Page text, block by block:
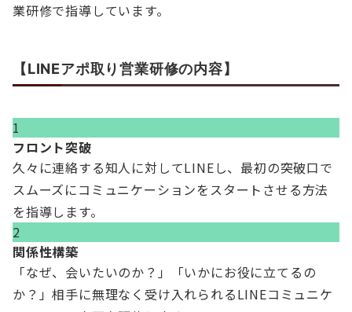
業研修で指導しています。
【LINEアポ取り営業研修の内容】
1
フロント突破
久々に連絡する知人に対してLINEし、最初の突破口で
スムーズにコミュニケーションをスタートさせる方法
を指導します。
2
関係性構築
「なぜ、会いたいのか？」「いかにお役に立てるの
か？」相手に無理なく受け入れられるLINEコミュニケ